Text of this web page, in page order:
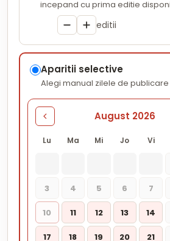
incepand cu prima editie
editii
Aparitii selective
Alegi manual zilele de
August 2026
Lu Ma Mi Jo Vi
3 4 5 6 7
10 11 12 13 14
17 18 19 20 21